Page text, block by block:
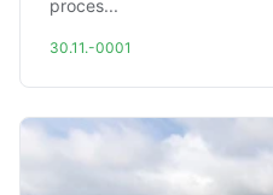
proces...
30.11.-0001